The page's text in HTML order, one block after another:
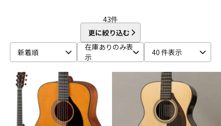
43件
更に絞り込む
新着順
在庫ありのみ表
示
40 件表示